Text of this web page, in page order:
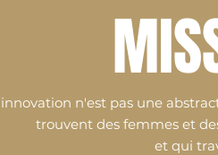
n'est pas une
trouvent des femmes et
et qui